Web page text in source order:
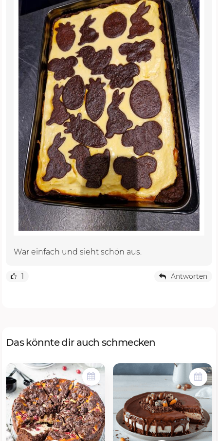
War einfach und sieht schön aus.
1 Antworten
Das könnte dir auch schmecken